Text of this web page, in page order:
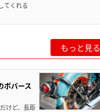
てくれる
もっと見る
ボバース
けど、長距